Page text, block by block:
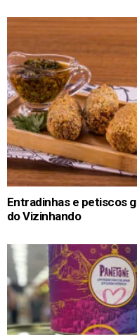
Entradinhas e petiscos
do Vizinhando